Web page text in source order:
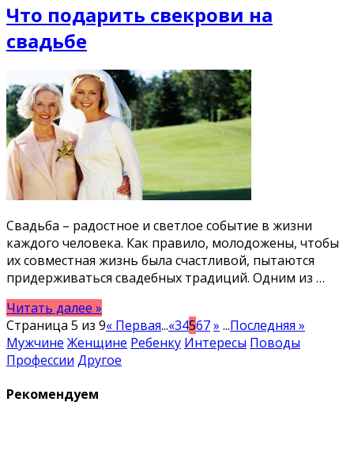
Что подарить свекрови на
свадьбе
Свадьба – радостное и светлое событие в жизни
каждого человека. Как правило, молодожены, чтобы
их совместная жизнь была счастливой, пытаются
придерживаться свадебных традиций. Одним из …
Читать далее »
Страница 5 из 9« Первая...«34567» ...Последняя »
Мужчине Женщине Ребенку Интересы Поводы
Профессии Другое
Рекомендуем